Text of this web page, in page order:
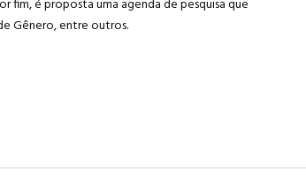
fim, é proposta uma agenda de pesquisa que
Gênero, entre outros.